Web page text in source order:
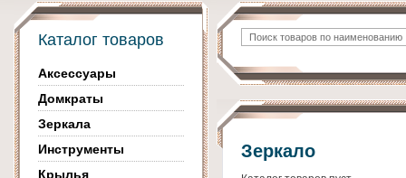
Каталог товаров
Аксессуары
Домкраты
Зеркала
Инструменты
Крылья
Зеркало